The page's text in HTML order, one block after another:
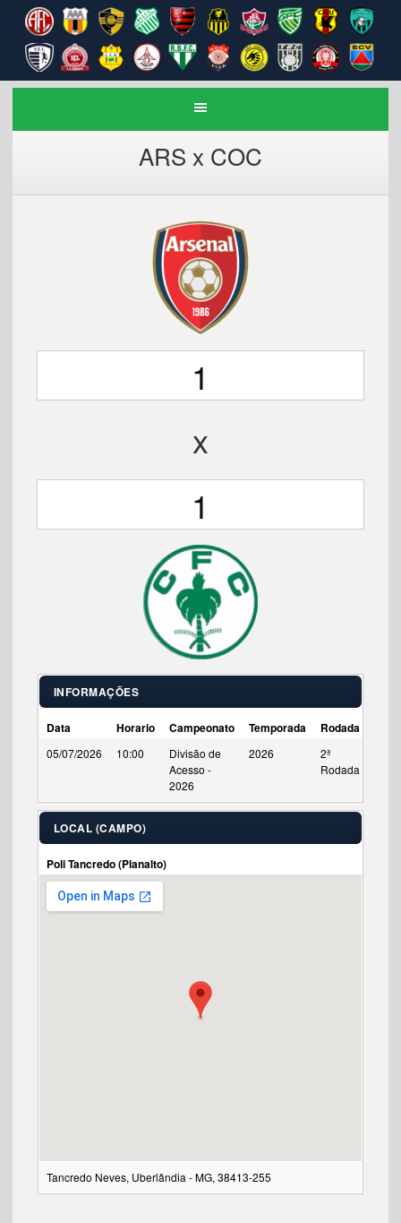
ARS x COC
1
x
1
INFORMAÇÕES
Data Horario Campeonato Temporada Rodada
05/07/2026 10:00
Divisão de
Acesso -
2026
2026
2ª
Rodada
LOCAL (CAMPO)
Poli Tancredo (Planalto)
Tancredo Neves, Uberlândia - MG, 38413-255